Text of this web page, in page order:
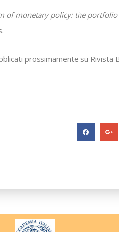
of monetary policy: the
prossimamente su Rivista